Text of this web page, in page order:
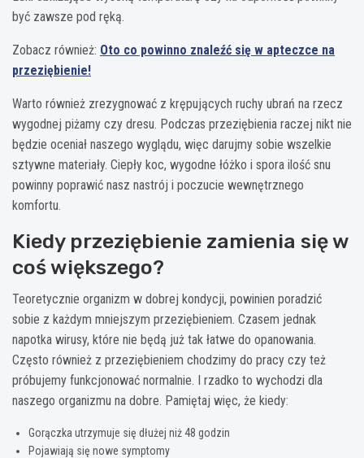
być zawsze pod ręką.
Zobacz również: Oto co powinno znaleźć się w apteczce na
przeziębienie!
Warto również zrezygnować z krępujących ruchy ubrań na rzecz
wygodnej piżamy czy dresu. Podczas przeziębienia raczej nikt nie
będzie oceniał naszego wyglądu, więc darujmy sobie wszelkie
sztywne materiały. Ciepły koc, wygodne łóżko i spora ilość snu
powinny poprawić nasz nastrój i poczucie wewnętrznego
komfortu.
Kiedy przeziębienie zamienia się w
coś większego?
Teoretycznie organizm w dobrej kondycji, powinien poradzić
sobie z każdym mniejszym przeziębieniem. Czasem jednak
napotka wirusy, które nie będą już tak łatwe do opanowania.
Często również z przeziębieniem chodzimy do pracy czy też
próbujemy funkcjonować normalnie. I rzadko to wychodzi dla
naszego organizmu na dobre. Pamiętaj więc, że kiedy:
Gorączka utrzymuje się dłużej niż 48 godzin
Pojawiają się nowe symptomy